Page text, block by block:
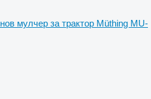
нов мулчер за трактор Müthing MU-